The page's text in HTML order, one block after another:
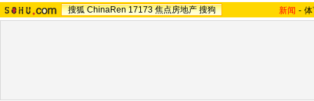
搜狐 ChinaRen 17173 焦点房地产 搜狗 新闻 -